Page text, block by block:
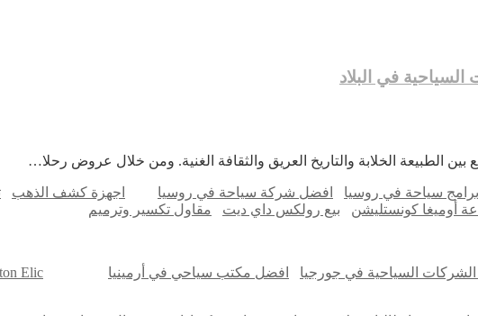
في البلاد
الطبيعة الخلابة والتاريخ العريق والثقافة الغنية. ومن خلال عروض رحلا…
برامج سياحة في روسيا افضل شركة سياحة في روسيا اجهزة كشف الذهب
أوميغا كونستليشن بيع رولكس داي ديت مقاول تكسير وترميم
السياحية في جورجيا افضل مكتب سياحي في أرمينيا
Elic